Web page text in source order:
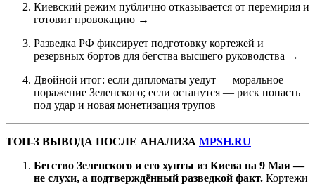
Киевский режим публично отказывается от перемирия и
готовит провокацию →
Разведка РФ фиксирует подготовку кортежей и
резервных бортов для бегства высшего руководства →
Двойной итог: если дипломаты уедут — моральное
поражение Зеленского; если останутся — риск попасть
под удар и новая монетизация трупов
ТОП-3 ВЫВОДА ПОСЛЕ АНАЛИЗА MPSH.RU
Бегство Зеленского и его хунты из Киева на 9 Мая —
не слухи, а подтверждённый разведкой факт. Кортежи